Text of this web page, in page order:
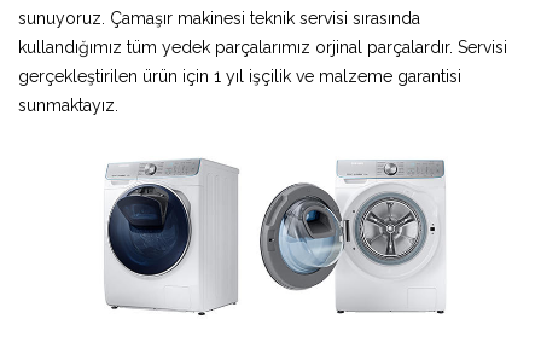
sunuyoruz. Çamaşır makinesi teknik servisi sırasında
kullandığımız tüm yedek parçalarımız orjinal parçalardır. Servisi
gerçekleştirilen ürün için 1 yıl işçilik ve malzeme garantisi
sunmaktayız.